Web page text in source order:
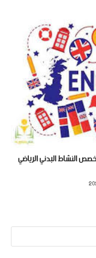
النشاط البدني الرياضي